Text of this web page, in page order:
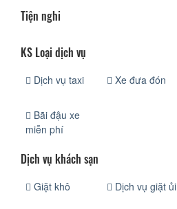
Tiện nghi
KS Loại dịch vụ
Dịch vụ taxi Xe đưa đón
Bãi đậu xe
miễn phí
Dịch vụ khách sạn
Giặt khô Dịch vụ giặt ủi